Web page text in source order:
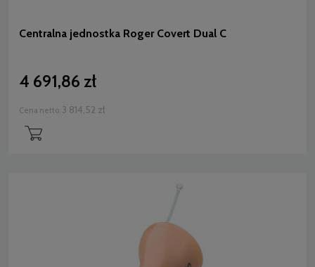
Centralna jednostka Roger Covert Dual C
4 691,86 zł
Cena netto: 3 814,52 zł